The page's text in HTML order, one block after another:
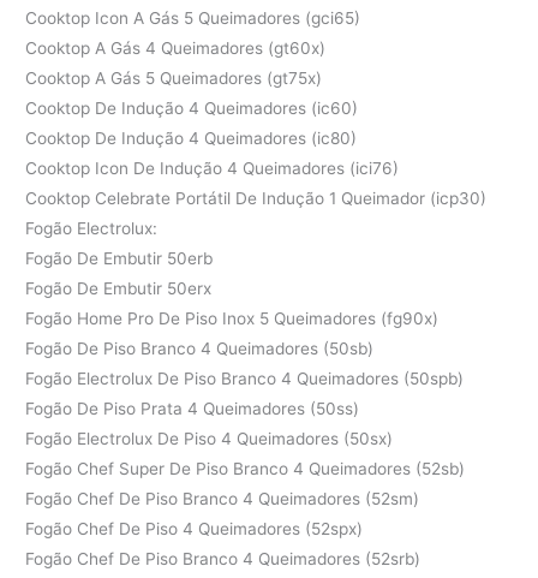
Cooktop Icon A Gás 5 Queimadores (gci65)
Cooktop A Gás 4 Queimadores (gt60x)
Cooktop A Gás 5 Queimadores (gt75x)
Cooktop De Indução 4 Queimadores (ic60)
Cooktop De Indução 4 Queimadores (ic80)
Cooktop Icon De Indução 4 Queimadores (ici76)
Cooktop Celebrate Portátil De Indução 1 Queimador (icp30)
Fogão Electrolux:
Fogão De Embutir 50erb
Fogão De Embutir 50erx
Fogão Home Pro De Piso Inox 5 Queimadores (fg90x)
Fogão De Piso Branco 4 Queimadores (50sb)
Fogão Electrolux De Piso Branco 4 Queimadores (50spb)
Fogão De Piso Prata 4 Queimadores (50ss)
Fogão Electrolux De Piso 4 Queimadores (50sx)
Fogão Chef Super De Piso Branco 4 Queimadores (52sb)
Fogão Chef De Piso Branco 4 Queimadores (52sm)
Fogão Chef De Piso 4 Queimadores (52spx)
Fogão Chef De Piso Branco 4 Queimadores (52srb)